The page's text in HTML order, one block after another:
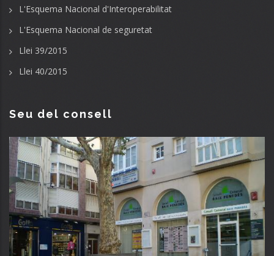
L'Esquema Nacional d'Interoperabilitat
L'Esquema Nacional de seguretat
Llei 39/2015
Llei 40/2015
Seu del consell